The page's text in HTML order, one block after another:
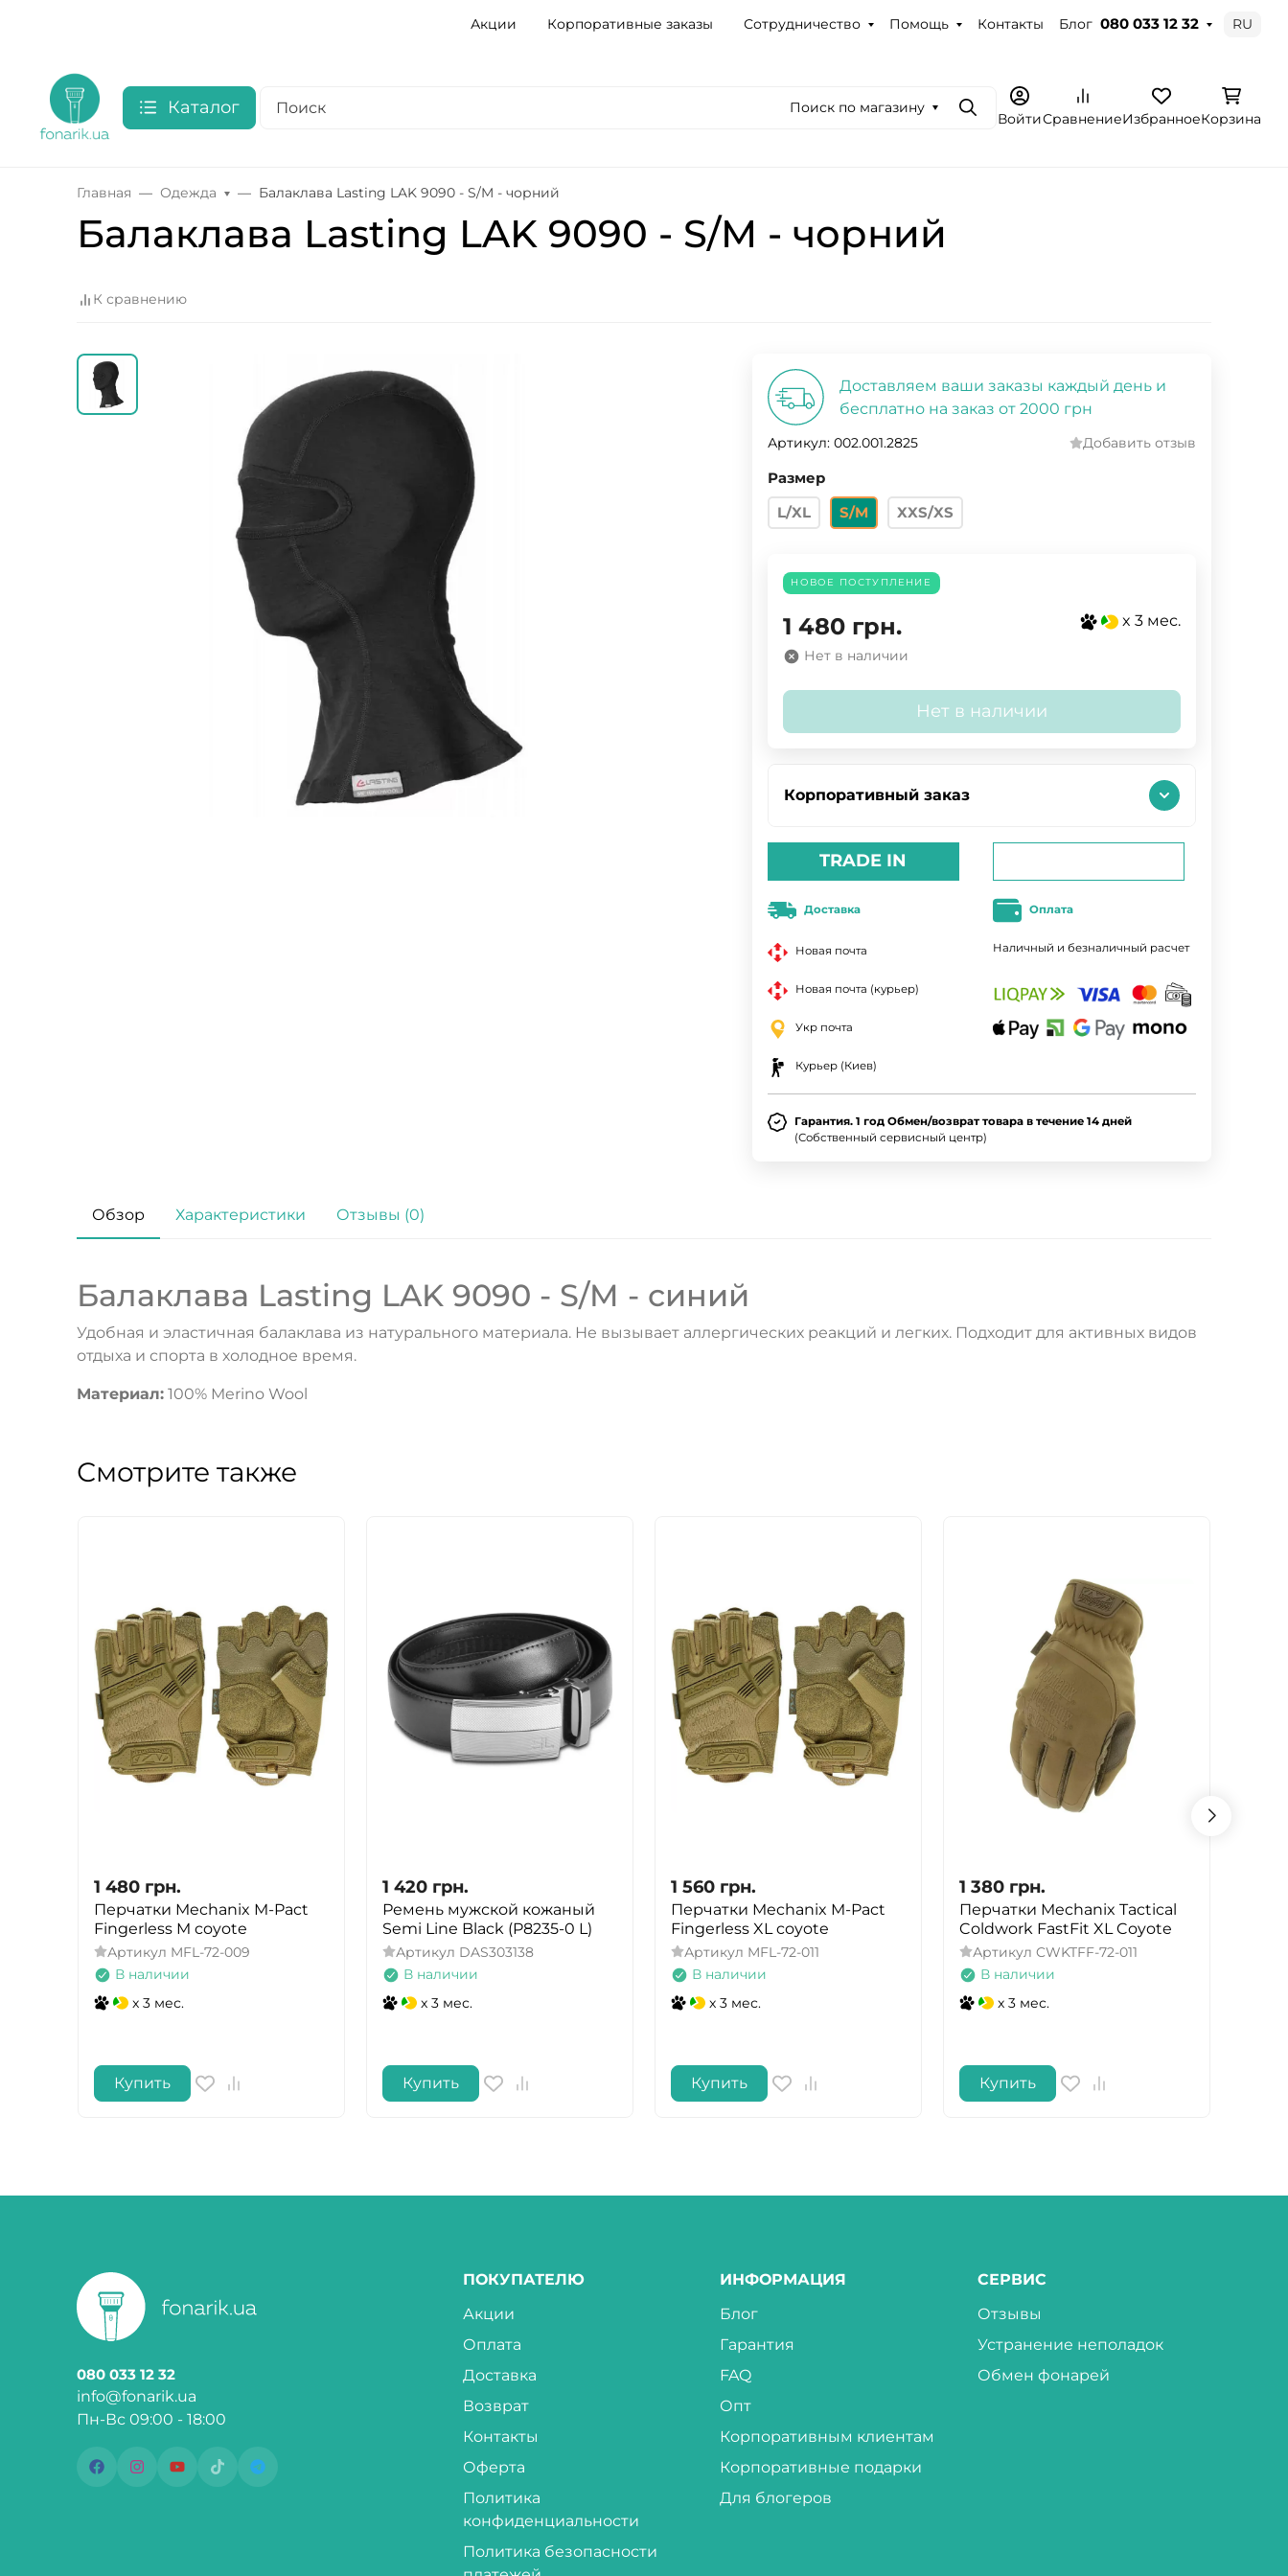
Акции Корпоративные заказы Сотрудничество Помощь Контакты Блог 080 033 12 32 RU
Каталог Поиск по магазину
ПоискВойтиСравнениеИзбранноеКорзина
Главная Одежда Балаклава Lasting LAK 9090 - S/M - чорний
Балаклава Lasting LAK 9090 - S/M - чорний
К сравнению
Доставляем ваши заказы каждый день и
бесплатно на заказ от 2000 грн
Артикул: 002.001.2825 Добавить отзыв
Размер
L/XL S/M XXS/XS
НОВОЕ ПОСТУПЛЕНИЕ
1 480 грн. x 3 мес.
Нет в наличии
Нет в наличии
Корпоративный заказ
TRADE IN
Доставка
Новая почта
Новая почта (курьер)
Укр почта
Курьер (Киев)
Оплата
Наличный и безналичный расчет
Гарантия. 1 год Обмен/возврат товара в течение 14 дней
(Собственный сервисный центр)
Обзор Характеристики Отзывы (0)
Балаклава Lasting LAK 9090 - S/M - синий
Удобная и эластичная балаклава из натурального материала. Не вызывает аллергических реакций и легких. Подходит для активных видов
отдыха и спорта в холодное время.
Материал: 100% Merino Wool
Смотрите также
1 480 грн.
Перчатки Mechanix M-Pact
Fingerless M coyote
Артикул MFL-72-009
В наличии
x 3 мес.
Купить
1 420 грн.
Ремень мужской кожаный
Semi Line Black (P8235-0 L)
Артикул DAS303138
В наличии
x 3 мес.
Купить
1 560 грн.
Перчатки Mechanix M-Pact
Fingerless XL coyote
Артикул MFL-72-011
В наличии
x 3 мес.
Купить
1 380 грн.
Перчатки Mechanix Tactical
Coldwork FastFit XL Coyote
Артикул CWKTFF-72-011
В наличии
x 3 мес.
Купить
080 033 12 32
info@fonarik.ua
Пн-Вс 09:00 - 18:00
ПОКУПАТЕЛЮ
Акции
Оплата
Доставка
Возврат
Контакты
Оферта
Политика
конфиденциальности
Политика безопасности
ИНФОРМАЦИЯ
Блог
Гарантия
FAQ
Опт
Корпоративным клиентам
Корпоративные подарки
Для блогеров
СЕРВИС
Отзывы
Устранение неполадок
Обмен фонарей